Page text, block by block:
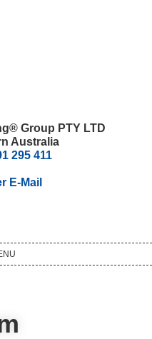
Group PTY LTD
Australia
295 411
E-Mail